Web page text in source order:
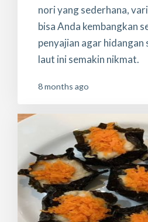
nori yang sederhana,
bisa Anda kembangkan
penyajian agar
laut ini semakin nikmat.
8 months ago